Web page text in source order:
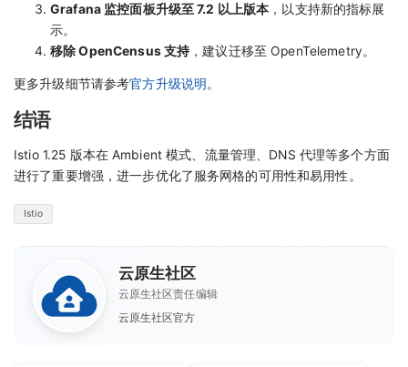
Grafana 监控面板升级至 7.2 以上版本 ，以支持新的指标展
示。
移除 OpenCensus 支持 ，建议迁移至 OpenTelemetry。
更多升级细节请参考官方升级说明。
结语
Istio 1.25 版本在 Ambient 模式、流量管理、DNS 代理等多个方面
进行了重要增强，进一步优化了服务网格的可用性和易用性。
Istio
云原生社区
云原生社区责任编辑
云原生社区官方